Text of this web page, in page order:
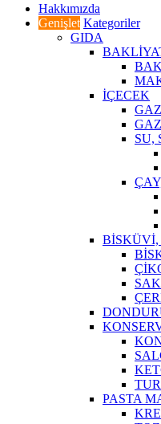
Hakkımızda
Genişlet Kategoriler
GIDA
İÇECEK
SU,
BİSKÜVİ,
PASTA